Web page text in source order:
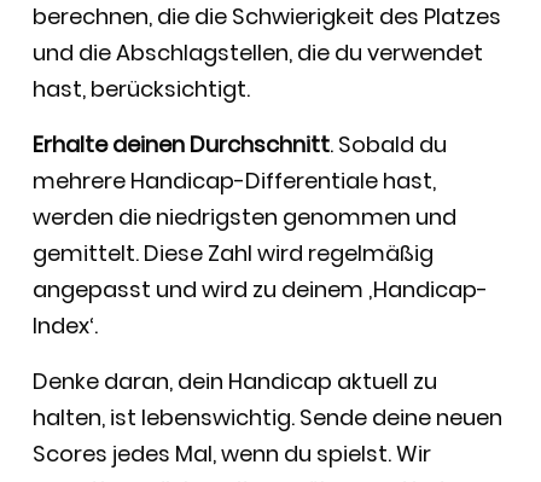
berechnen, die die Schwierigkeit des Platzes
und die Abschlagstellen, die du verwendet
hast, berücksichtigt.
Erhalte deinen Durchschnitt. Sobald du
mehrere Handicap-Differentiale hast,
werden die niedrigsten genommen und
gemittelt. Diese Zahl wird regelmäßig
angepasst und wird zu deinem ‚Handicap-
Index‘.
Denke daran, dein Handicap aktuell zu
halten, ist lebenswichtig. Sende deine neuen
Scores jedes Mal, wenn du spielst. Wir